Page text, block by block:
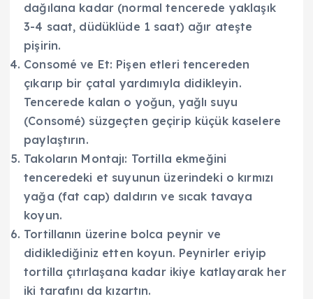
dağılana kadar (normal tencerede yaklaşık
3-4 saat, düdüklüde 1 saat) ağır ateşte
pişirin.
Consomé ve Et: Pişen etleri tencereden
çıkarıp bir çatal yardımıyla didikleyin.
Tencerede kalan o yoğun, yağlı suyu
(Consomé) süzgeçten geçirip küçük kaselere
paylaştırın.
Takoların Montajı: Tortilla ekmeğini
tenceredeki et suyunun üzerindeki o kırmızı
yağa (fat cap) daldırın ve sıcak tavaya
koyun.
Tortillanın üzerine bolca peynir ve
didiklediğiniz etten koyun. Peynirler eriyip
tortilla çıtırlaşana kadar ikiye katlayarak her
iki tarafını da kızartın.